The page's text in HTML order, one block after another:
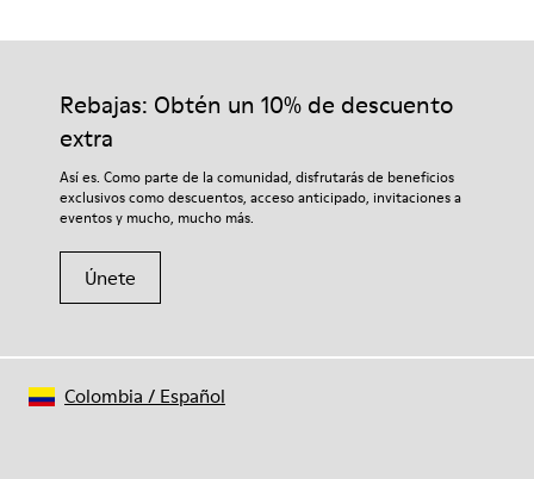
Insole
PU Footbed
63% Leather variant 27% Recycled Polyester 10% Textile (71%
Recycled Polyester - 29% Metallic Thread)
Nuestros zapatos se han fabricado con materiales de primera
adecuados para el cuidado del calzado los protegerá y
garantizará que duren más tiempo.
Si deseas obtener información detallada sobre cómo cuidar de
tu par, visita nuestraGuía para el cuidado del calzado.
Rebajas: Obtén un 10% de descuento
extra
Así es. Como parte de la comunidad, disfrutarás de beneficios
exclusivos como descuentos, acceso anticipado, invitaciones a
eventos y mucho, mucho más.
Únete
Colombia / Español